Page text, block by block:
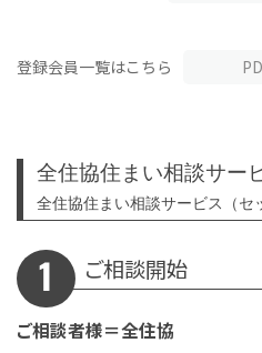
登録会員一覧はこちら
全住協住まい相談サー
全住協住まい相談サービス（セ
ご相談開始
ご相談者様＝全住協